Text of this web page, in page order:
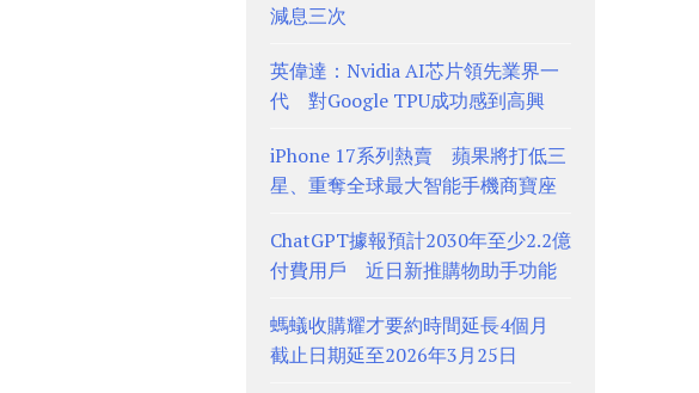
減息三次
英偉達：Nvidia AI芯片領先業界一
代 對Google TPU成功感到高興
iPhone 17系列熱賣 蘋果將打低三
星、重奪全球最大智能手機商寶座
ChatGPT據報預計2030年至少2.2億
付費用戶 近日新推購物助手功能
螞蟻收購耀才要約時間延長4個月
截止日期延至2026年3月25日